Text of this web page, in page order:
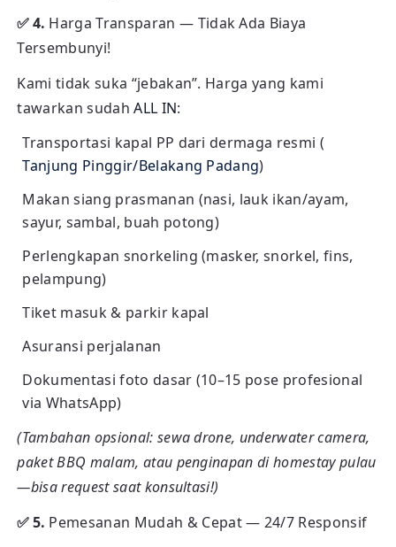
✅ 4. Harga Transparan — Tidak Ada Biaya
Tersembunyi!
Kami tidak suka “jebakan”. Harga yang kami
tawarkan sudahALL IN:
Transportasi kapal PP dari dermaga resmi (
Tanjung Pinggir/Belakang Padang)
Makan siang prasmanan (nasi, lauk ikan/ayam,
sayur, sambal, buah potong)
Perlengkapan snorkeling (masker, snorkel, fins,
pelampung)
Tiket masuk & parkir kapal
Asuransi perjalanan
Dokumentasi foto dasar (10–15 pose profesional
via WhatsApp)
(Tambahan opsional: sewa drone, underwater camera,
paket BBQ malam, atau penginapan di homestay pulau
—bisa request saat konsultasi!)
✅ 5. Pemesanan Mudah & Cepat — 24/7 Responsif